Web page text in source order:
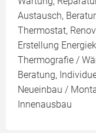
Austausch,
Thermostat,
Erstellung
Thermografie /
Beratung,
Neueinbau /
Innenausbau